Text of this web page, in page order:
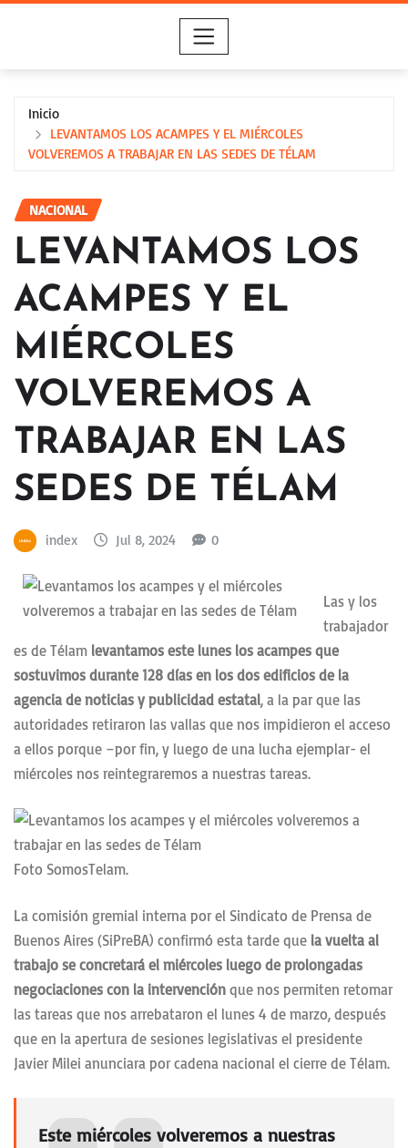
Inicio
LEVANTAMOS LOS ACAMPES Y EL MIÉRCOLES
VOLVEREMOS A TRABAJAR EN LAS SEDES DE TÉLAM
NACIONAL
LEVANTAMOS LOS
ACAMPES Y EL
MIÉRCOLES
VOLVEREMOS A
TRABAJAR EN LAS
SEDES DE TÉLAM
index Jul 8, 2024 0
Las y los
trabajador
es de Télam levantamos este lunes los acampes que
sostuvimos durante 128 días en los dos edificios de la
agencia de noticias y publicidad estatal, a la par que las
autoridades retiraron las vallas que nos impidieron el acceso
a ellos porque –por fin, y luego de una lucha ejemplar- el
miércoles nos reintegraremos a nuestras tareas.
Foto SomosTelam.
La comisión gremial interna por el Sindicato de Prensa de
Buenos Aires (SiPreBA) confirmó esta tarde que la vuelta al
trabajo se concretará el miércoles luego de prolongadas
negociaciones con la intervención que nos permiten retomar
las tareas que nos arrebataron el lunes 4 de marzo, después
que en la apertura de sesiones legislativas el presidente
Javier Milei anunciara por cadena nacional el cierre de Télam.
Este miércoles volveremos a nuestras